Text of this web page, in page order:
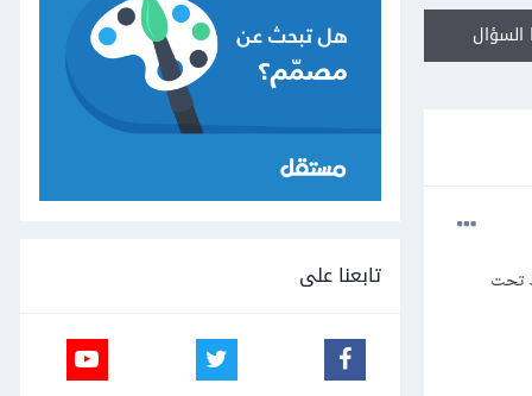
تحت
تابعنا على